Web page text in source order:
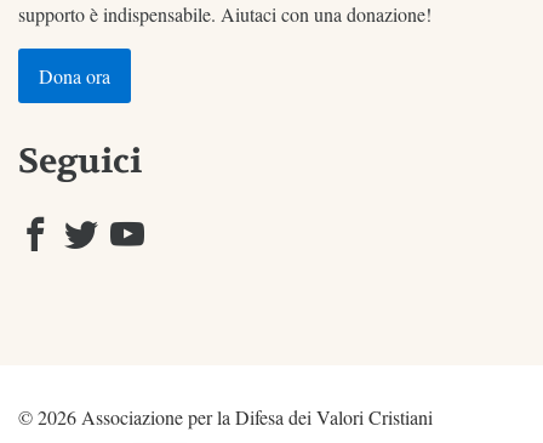
supporto è indispensabile. Aiutaci con una donazione!
Dona ora
Seguici
© 2026 Associazione per la Difesa dei Valori Cristiani